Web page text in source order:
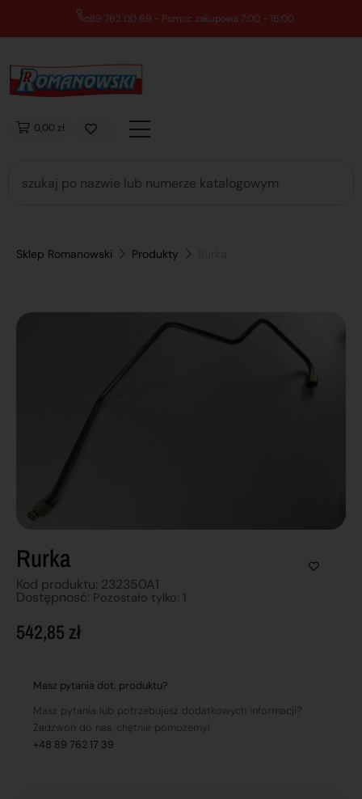
89 762 00 69 - Pomoc zakupowa 7:00 - 16:00
0,00 zł
Sklep Romanowski Produkty
Rurka
Kod produktu: 232350A1
Dostępnosć: Pozostało tylko: 1
542,85 zł
Masz pytania dot. produktu?
Masz pytania lub potrzebujesz dodatkowych informacji?
Zadzwoń do nas, chętnie pomożemy!
+48 89 762 17 39